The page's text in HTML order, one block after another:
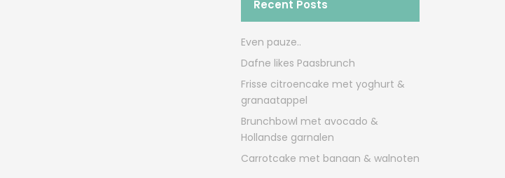
Recent Posts
Even pauze..
Dafne likes Paasbrunch
Frisse citroencake met yoghurt &
granaatappel
Brunchbowl met avocado &
Hollandse garnalen
Carrotcake met banaan & walnoten